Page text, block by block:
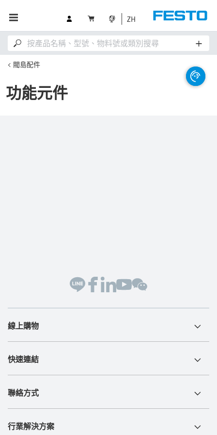
ZH
閥島配件
功能元件
線上購物
快速連結
聯絡方式
行業解決方案